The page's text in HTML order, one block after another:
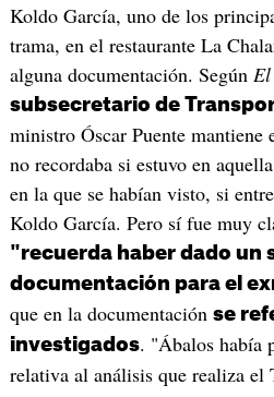
Koldo García, uno de los
trama, en el restaurante La
alguna documentación. Según El
subsecretario de
ministro Óscar Puente mantiene
no recordaba si estuvo en
en la que se habían visto, si
Koldo García. Pero sí fue muy
"recuerda haber dado un
documentación para el
que en la documentación se
investigados. "Ábalos había
relativa al análisis que realiza el